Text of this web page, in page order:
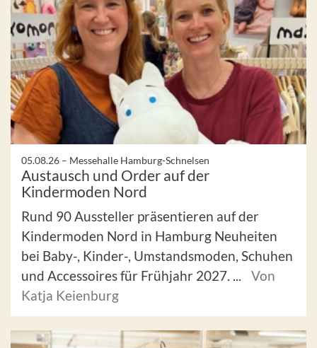
05.08.26 – Messehalle Hamburg-Schnelsen
Austausch und Order auf der
Kindermoden Nord
Rund 90 Aussteller präsentieren auf der
Kindermoden Nord in Hamburg Neuheiten
bei Baby-, Kinder-, Umstandsmoden, Schuhen
und Accessoires für Frühjahr 2027. ...
Von
Katja Keienburg